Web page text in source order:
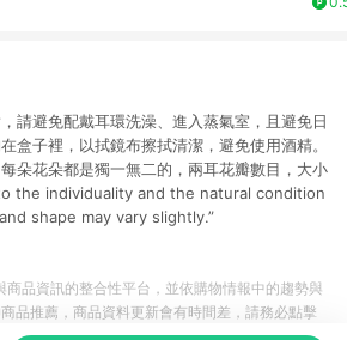
夕
請避免配戴耳環洗澡、進入蒸氣室，且避免日
盒子裡，以拭鏡布擦拭清潔，避免使用酒精。
朵花朵都是獨一無二的，兩耳花瓣數目，大小
to the individuality and the natural condition
shape may vary slightly.”
商品資訊的整合性平台，並依購物情報中的趨勢與
品推薦，商品資料更新會有時間差，請務必點擊
認現售價與購物條件，一切資訊以合作廠商網頁為